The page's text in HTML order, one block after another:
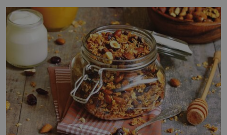
posypání Postup: Oddělte žloutky od bílků. Žloutky
vyšlehejte s cukrem do světlé pěny a postupně do nich
vmíchejte mascarpone, aby vznikl hladký